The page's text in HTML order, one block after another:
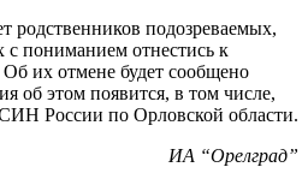
родственников подозреваемых,
пониманием отнестись к
их отмене будет сообщено
об этом появится, в том числе,
России по Орловской области.
ИА “Орелград”